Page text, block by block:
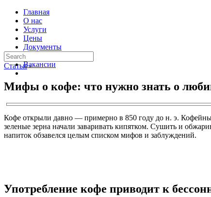
Главная
О нас
Услуги
Цены
Документы
Контакты
Вакансии
Статьи ›
Мифы о кофе: что нужно знать о
Кофе открыли давно — примерно в 850 году до н. э.
зеленые зерна начали заваривать кипятком. Сушить и
напиток обзавелся целым списком мифов и заблуждений.
Употребление кофе приводит к